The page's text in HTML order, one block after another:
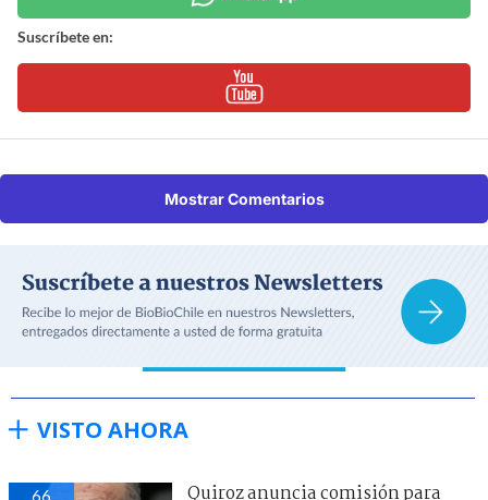
Suscríbete en:
Mostrar Comentarios
VISTO AHORA
66
Quiroz anuncia comisión para